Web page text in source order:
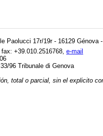
Paolucci 17r/19r - 16129 Génova
+39.010.2516768, e-mail
96 Tribunale di Genova
total o parcial, sin el explicito